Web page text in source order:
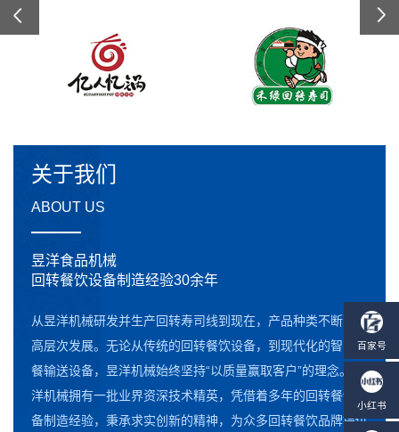
关于我们
ABOUT US
昱洋食品机械
回转餐饮设备制造经验30余年
从昱洋机械研发并生产回转寿司线到现在，产品种类不断向更
高层次发展。无论从传统的回转餐饮设备，到现代化的智能点
餐输送设备，昱洋机械始终坚持“以质量赢取客户”的理念。昱
洋机械拥有一批业界资深技术精英，凭借着多年的回转餐饮设
备制造经验，秉承求实创新的精神，为众多回转餐饮品牌提供